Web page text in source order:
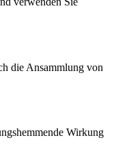
die Ansammlung von
Wirkung